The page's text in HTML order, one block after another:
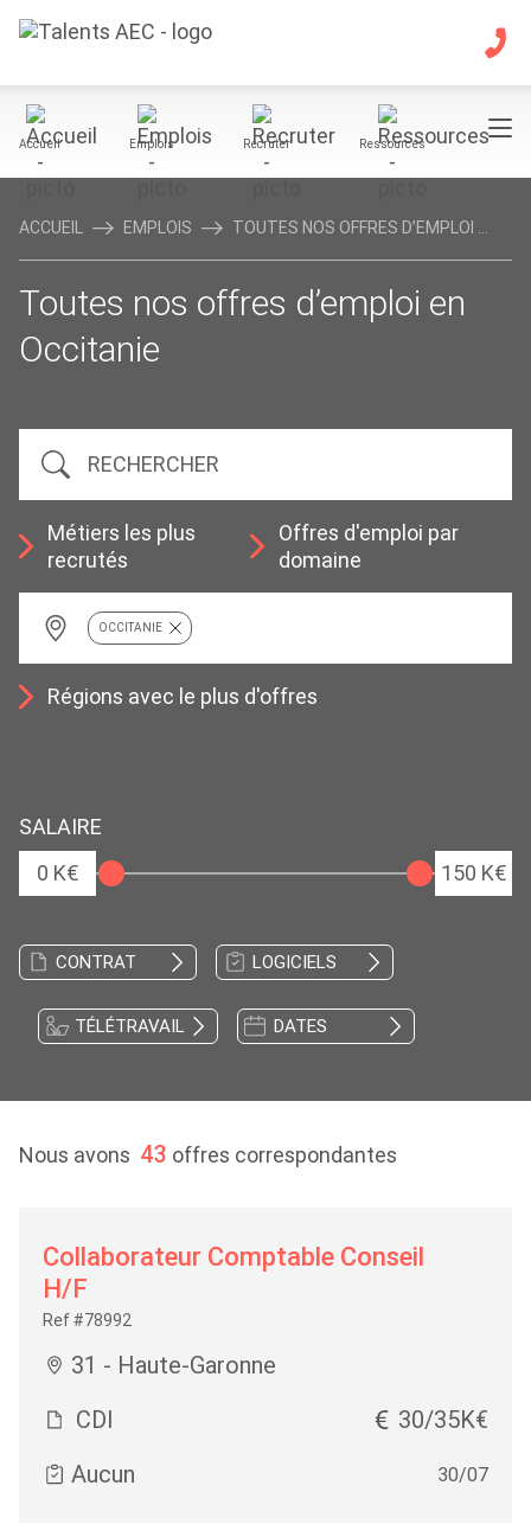
Accueil Emplois Recruter Ressources
ACCUEIL EMPLOIS TOUTES NOS OFFRES D’EMPLOI ...
Toutes nos offres d’emploi en
Occitanie
Métiers les plus
recrutés
Offres d'emploi par
domaine
OCCITANIE
Régions avec le plus d'offres
SALAIRE
0 K€
150 K€
CONTRAT LOGICIELS
TÉLÉTRAVAIL DATES
Nous avons 43 offres correspondantes
Collaborateur Comptable Conseil
H/F
Ref #78992
31 - Haute-Garonne
CDI
30/35K€
Aucun
30/07